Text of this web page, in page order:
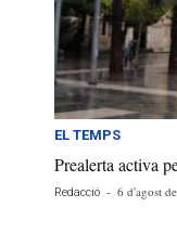
EL TEMPS
Prealerta activa
Redacció - 6 d'agost